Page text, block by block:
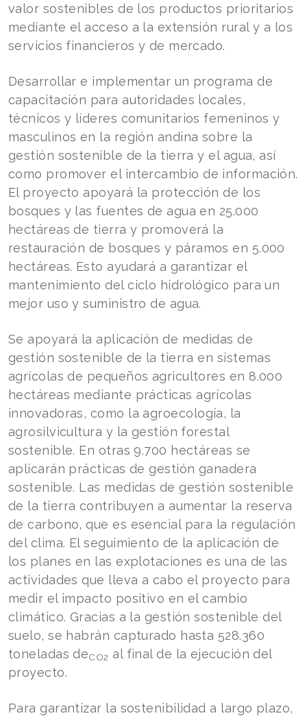
valor sostenibles de los productos prioritarios
mediante el acceso a la extensión rural y a los
servicios financieros y de mercado.
Desarrollar e implementar un programa de
capacitación para autoridades locales,
técnicos y líderes comunitarios femeninos y
masculinos en la región andina sobre la
gestión sostenible de la tierra y el agua, así
como promover el intercambio de información.
El proyecto apoyará la protección de los
bosques y las fuentes de agua en 25.000
hectáreas de tierra y promoverá la
restauración de bosques y páramos en 5.000
hectáreas. Esto ayudará a garantizar el
mantenimiento del ciclo hidrológico para un
mejor uso y suministro de agua.
Se apoyará la aplicación de medidas de
gestión sostenible de la tierra en sistemas
agrícolas de pequeños agricultores en 8.000
hectáreas mediante prácticas agrícolas
innovadoras, como la agroecología, la
agrosilvicultura y la gestión forestal
sostenible. En otras 9.700 hectáreas se
aplicarán prácticas de gestión ganadera
sostenible. Las medidas de gestión sostenible
de la tierra contribuyen a aumentar la reserva
de carbono, que es esencial para la regulación
del clima. El seguimiento de la aplicación de
los planes en las explotaciones es una de las
actividades que lleva a cabo el proyecto para
medir el impacto positivo en el cambio
climático. Gracias a la gestión sostenible del
suelo, se habrán capturado hasta 528.360
toneladas deCO2 al final de la ejecución del
proyecto.
Para garantizar la sostenibilidad a largo plazo,